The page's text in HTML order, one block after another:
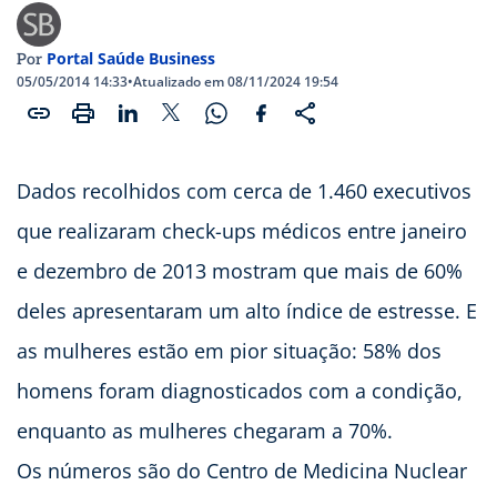
Por Portal Saúde Business
05/05/2014 14:33•Atualizado em 08/11/2024 19:54
Dados recolhidos com cerca de 1.460 executivos
que realizaram check-ups médicos entre janeiro
e dezembro de 2013 mostram que mais de 60%
deles apresentaram um alto índice de estresse. E
as mulheres estão em pior situação: 58% dos
homens foram diagnosticados com a condição,
enquanto as mulheres chegaram a 70%.
Os números são do Centro de Medicina Nuclear